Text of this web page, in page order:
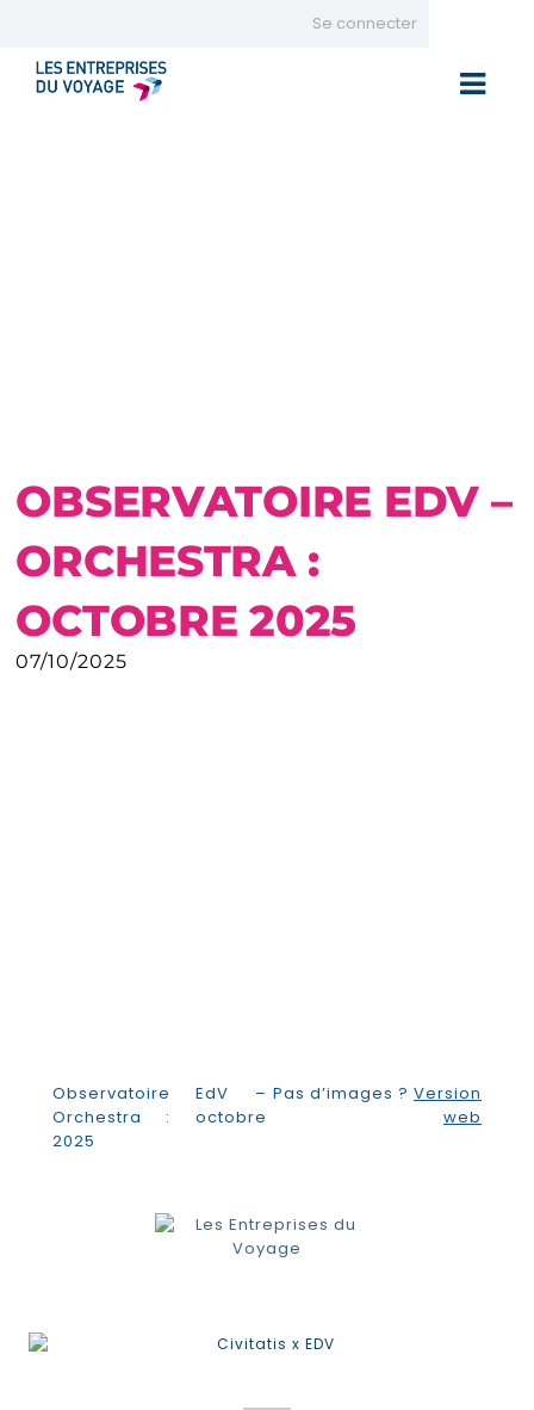
Se connecter
OBSERVATOIRE EDV –
ORCHESTRA :
OCTOBRE 2025
07/10/2025
Observatoire EdV –
Orchestra : octobre
2025
Pas d’images ? Version
web